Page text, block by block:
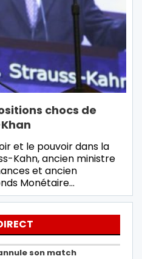
chocs de
et le pouvoir dans la
Kahn, ancien ministre
et ancien
Monétaire…
son match